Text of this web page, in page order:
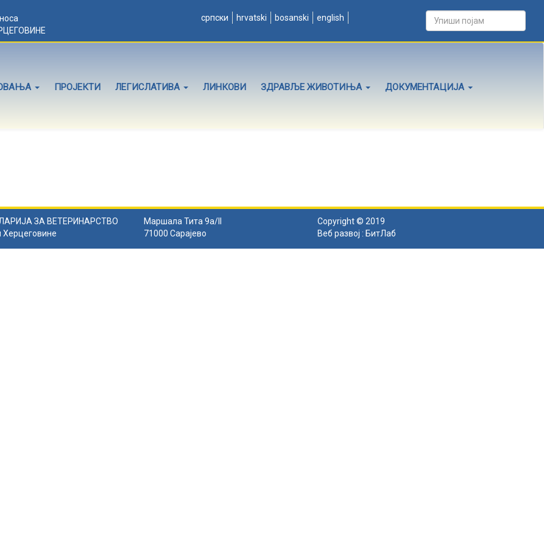
српски hrvatski bosanski english
ПРОЈЕКТИ ЛЕГИСЛАТИВА ЛИНКОВИ ЗДРАВЉЕ ЖИВОТИЊА ДОКУМЕНТАЦИЈА
ЗА ВЕТЕРИНАРСТВО
Херцеговине
Маршала Тита 9а/II
71000 Сарајево
Copyright © 2019
Веб развој : БитЛаб